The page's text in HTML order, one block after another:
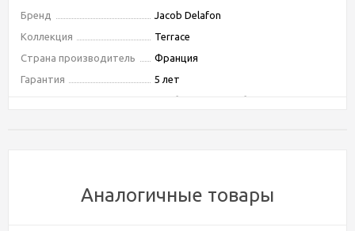
Бренд
Jacob Delafon
Коллекция
Terrace
Страна производитель
Франция
Гарантия
5 лет
Бельевая корзинаАналогичные товары